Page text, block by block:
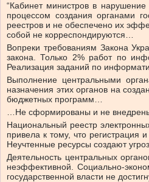
“Кабинет министров в
процессом создания органами
реестров и не обеспечено их
собой не корреспондируются…
Вопреки требованиям Закона
закона. Только 2% работ по
Реализация заданий по
Выполнение центральными
назначения этих органов на
бюджетных программ…
…Не сформированы и не
Национальный реестр
привела к тому, что регистрация
Неучтенные ресурсы создают
Деятельность центральных
неэффективной. Социально-
государственной власти не